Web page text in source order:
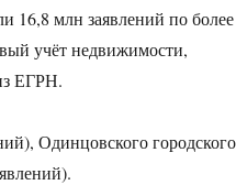
16,8 млн заявлений по
учёт недвижимости,
ЕГРН.
Одинцовского